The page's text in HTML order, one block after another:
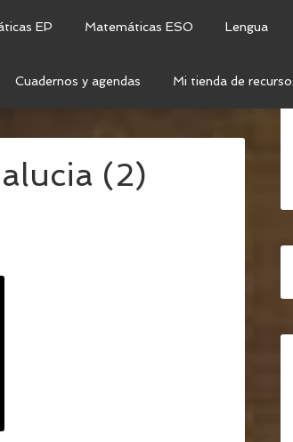
EP Matemáticas ESO Lengua
Cuadernos y agendas Mi tienda de
ANDALUCÍA: EL CUENTO DE LAS
(2)